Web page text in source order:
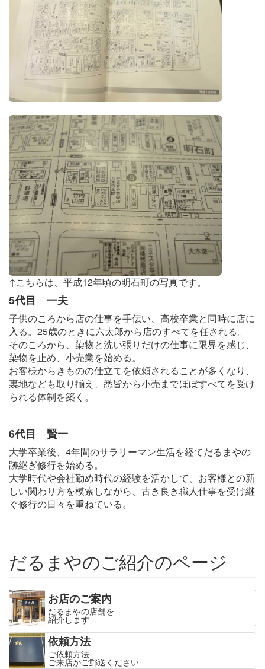
↑こちらは、平成12年頃の明石町の写真です。
5代目 一夫
子供のころから店の仕事を手伝い、高校卒業と同時に店に
入る。25歳のときに六太郎から店のすべてを任される。
そのころから、染物と洗い張りだけの仕事に限界を感じ、
染物を止め、小売業を始める。
お客様からきものの仕立てを依頼されることが多くなり、
裏地なども取り揃え、悉皆から小売までほぼすべてを受け
られる体制を築く。
6代目 賢一
大学卒業後、4年間のサラリーマン生活を経てだるまやの
跡継ぎ修行を始める。
大学時代や会社勤め時代の経験を活かして、お客様との新
しい関わり方を模索しながら、古き良き職人仕事を受け継
ぐ修行の日々を重ねている。
だるまやのご紹介のページ
お店のご案内
だるまやの店舗を
紹介します
依頼方法
ご依頼方法
ご来店かご郵送ください